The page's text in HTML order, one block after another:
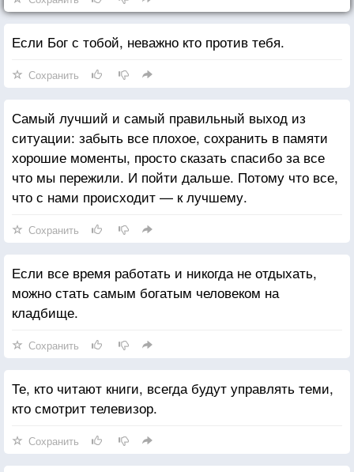
Если Бог с тобой, неважно кто против тебя.
Сохранить
Самый лучший и самый правильный выход из
ситуации: забыть все плохое, сохранить в памяти
хорошие моменты, просто сказать спасибо за все
что мы пережили. И пойти дальше. Потому что все,
что с нами происходит — к лучшему.
Сохранить
Если все время работать и никогда не отдыхать,
можно стать самым богатым человеком на
кладбище.
Сохранить
Те, кто читают книги, всегда будут управлять теми,
кто смотрит телевизор.
Сохранить